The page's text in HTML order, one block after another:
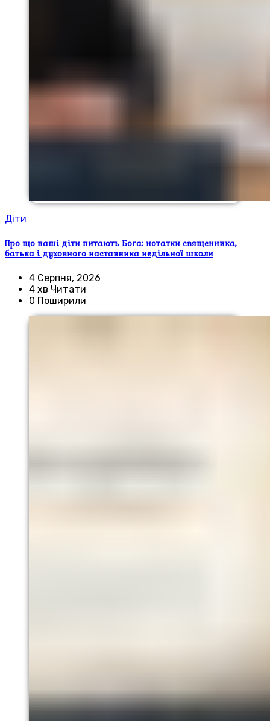
Діти
Про що наші діти питають Бога: нотатки священника,
батька і духовного наставника недільної школи
4 Серпня, 2026
4 хв Читати
0 Поширили